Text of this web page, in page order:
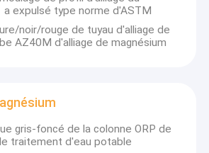
a expulsé type norme d'ASTM
noir/rouge de tuyau d'alliage de
AZ40M d'alliage de magnésium
gris-foncé de la colonne ORP de
traitement d'eau potable